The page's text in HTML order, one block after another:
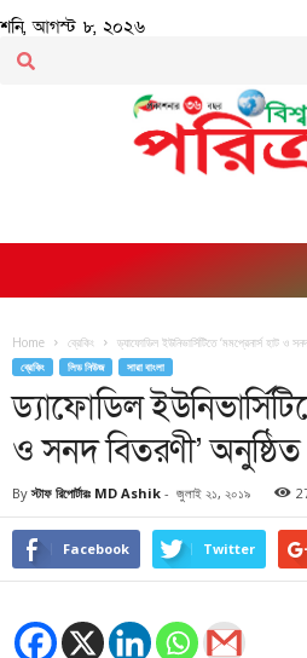
শনি, আগস্ট ৮, ২০২৬
Home ব্রেকিং ড্যাফোডিল ইউনিভার্সিটিতে ‘মমপ্রেনার্স হাট ও
ব্রেকিং লিড নিউজ সারা বাংলা
ড্যাফোডিল
ও সনদ বিতরণী’ অনুষ্ঠিত
By স্টাফ রিপোর্টারঃ MD Ashik - জুলাই ২১, ২০১৯
Facebook Twitter